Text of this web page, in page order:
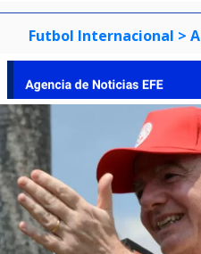
Futbol Internacional >